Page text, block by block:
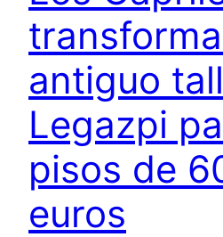
antiguo
Legazpi
pisos de
euros